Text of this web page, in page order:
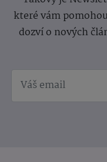
které vám
dozví o nových